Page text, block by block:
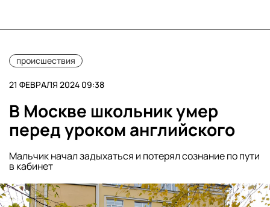
происшествия
21 ФЕВРАЛЯ 2024 09:38
В Москве школьник умер
перед уроком английского
Мальчик начал задыхаться и потерял сознание по пути
в кабинет